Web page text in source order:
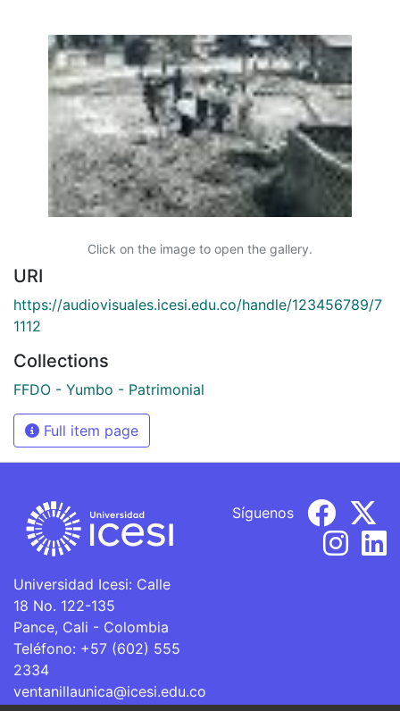
Click on the image to open the gallery.
URI
https://audiovisuales.icesi.edu.co/handle/123456789/7
1112
Collections
FFDO - Yumbo - Patrimonial
Full item page
Universidad Icesi: Calle
18 No. 122-135
Pance, Cali - Colombia
Teléfono: +57 (602) 555
2334
ventanillaunica@icesi.edu.co
Síguenos